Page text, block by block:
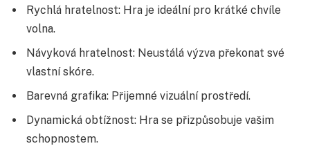
Rychlá hratelnost: Hra je ideální pro krátké chvíle
volna.
Návyková hratelnost: Neustálá výzva překonat své
vlastní skóre.
Barevná grafika: Přijemné vizuální prostředí.
Dynamická obtížnost: Hra se přizpůsobuje vašim
schopnostem.